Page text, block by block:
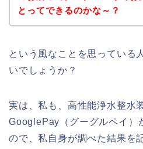
とってできるのかな～？
という風なことを思っている
いでしょうか？
実は、私も、高性能浄水整水
GooglePay（グーグルペイ）
ので、私自身が調べた結果を